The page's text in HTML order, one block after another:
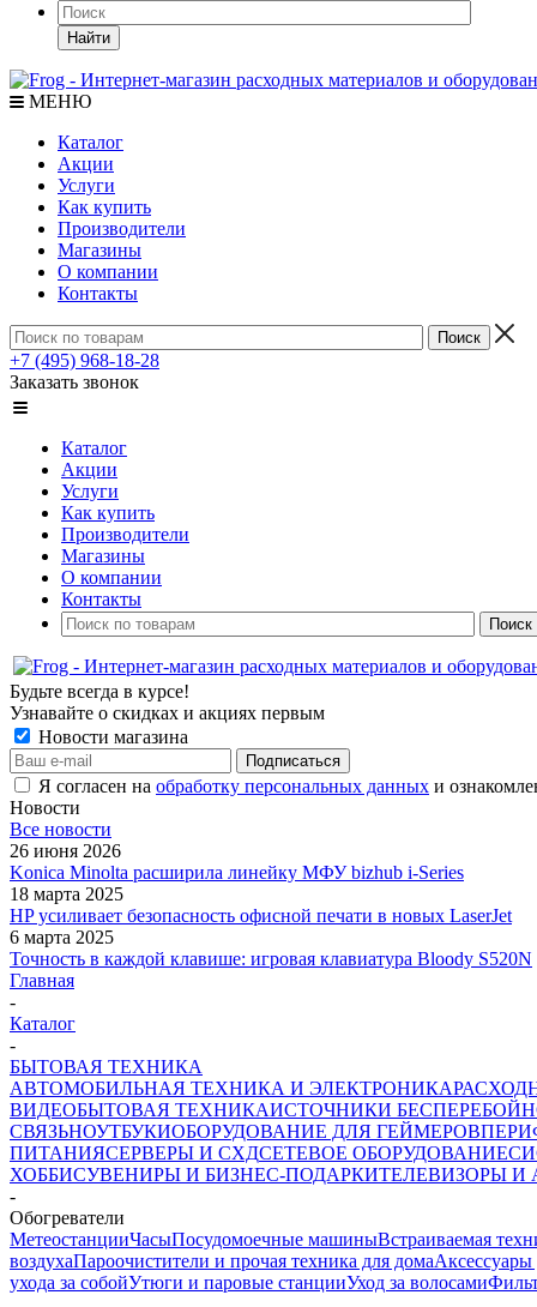
Найти
МЕНЮ
Каталог
Акции
Услуги
Как купить
Производители
Магазины
О компании
Контакты
+7 (495) 968-18-28
Заказать звонок
Каталог
Акции
Услуги
Как купить
Производители
Магазины
О компании
Контакты
Будьте всегда в курсе!
Узнавайте о скидках и акциях первым
Новости магазина
Я согласен на обработку персональных данных и
Новости
Все новости
26 июня 2026
Konica Minolta расширила линейку МФУ bizhub i-Series
18 марта 2025
HP усиливает безопасность офисной печати в новых LaserJet
6 марта 2025
Точность в каждой клавише: игровая клавиатура Bloody S520N
Главная
-
Каталог
-
БЫТОВАЯ ТЕХНИКА
АВТОМОБИЛЬНАЯ ТЕХНИКА И ЭЛЕКТРОНИКА
ВИДЕОБЫТОВАЯ ТЕХНИКАИСТОЧНИКИ
СВЯЗЬНОУТБУКИОБОРУДОВАНИЕ ДЛЯ ГЕЙМЕРОВ
ПИТАНИЯСЕРВЕРЫ И СХДСЕТЕВОЕ ОБОРУДОВАНИЕ
ХОББИСУВЕНИРЫ И БИЗНЕС-ПОДАРКИТЕЛЕВИЗОРЫ И
-
Обогреватели
МетеостанцииЧасыПосудомоечные машиныВстраиваемая
воздухаПароочистители и прочая техника для дома
ухода за собойУтюги и паровые станцииУход за волосами